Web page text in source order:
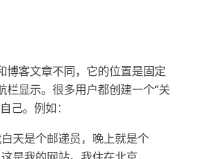
博客文章不同，它的位置是固定
栏显示。很多用户都创建一个“关
己。例如：
天是个邮递员，晚上就是个